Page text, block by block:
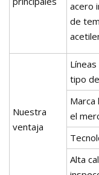
acero
de
Nuestra
ventaja
tipo
Marca
el
Alta